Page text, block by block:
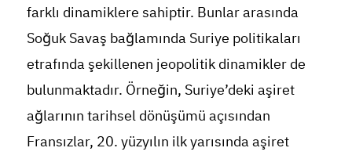
farklı dinamiklere sahiptir. Bunlar arasında
Soğuk Savaş bağlamında Suriye politikaları
etrafında şekillenen jeopolitik dinamikler de
bulunmaktadır. Örneğin, Suriye’deki aşiret
ağlarının tarihsel dönüşümü açısından
Fransızlar, 20. yüzyılın ilk yarısında aşiret